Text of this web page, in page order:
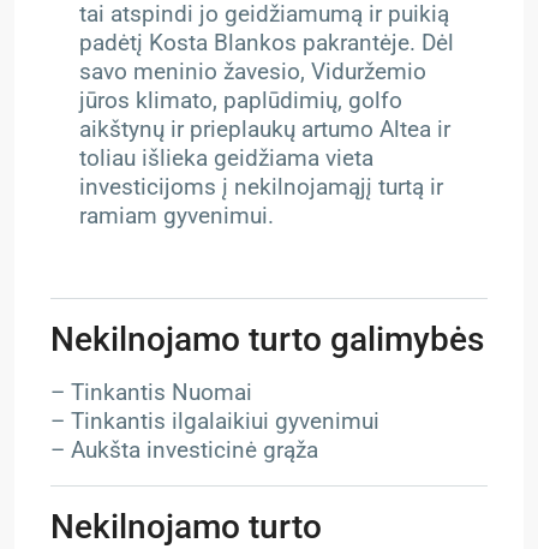
tai atspindi jo geidžiamumą ir puikią
padėtį Kosta Blankos pakrantėje. Dėl
savo meninio žavesio, Viduržemio
jūros klimato, paplūdimių, golfo
aikštynų ir prieplaukų artumo Altea ir
toliau išlieka geidžiama vieta
investicijoms į nekilnojamąjį turtą ir
ramiam gyvenimui.
Nekilnojamo turto galimybės
– Tinkantis Nuomai
– Tinkantis ilgalaikiui gyvenimui
– Aukšta investicinė grąža
Nekilnojamo turto